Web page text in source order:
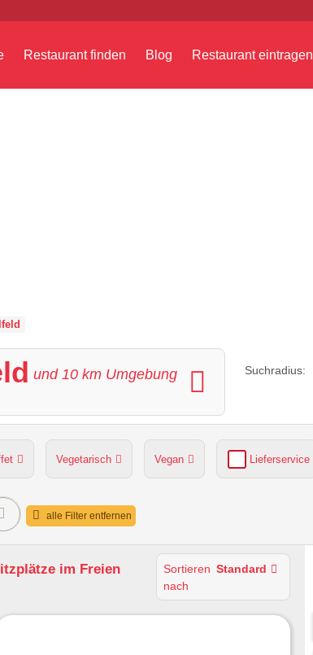
Restaurant finden Blog Restaurant eintragen
und 10 km Umgebung Suchradius:
Vegetarisch Vegan Lieferservice
grüner Gastgarten
alle Filter entfernen
im Freien
Sortieren
nach
Standard